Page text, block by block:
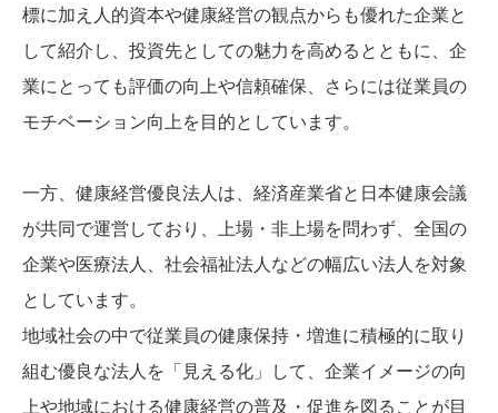
標に加え人的資本や健康経営の観点からも優れた企業と
して紹介し、投資先としての魅力を高めるとともに、企
業にとっても評価の向上や信頼確保、さらには従業員の
モチベーション向上を目的としています。
一方、健康経営優良法人は、経済産業省と日本健康会議
が共同で運営しており、上場・非上場を問わず、全国の
企業や医療法人、社会福祉法人などの幅広い法人を対象
としています。
地域社会の中で従業員の健康保持・増進に積極的に取り
組む優良な法人を「見える化」して、企業イメージの向
上や地域における健康経営の普及・促進を図ることが目